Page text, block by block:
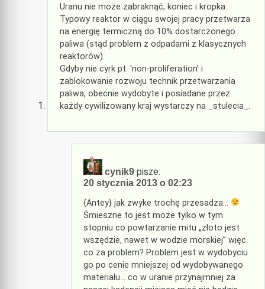
Uranu nie może zabraknąć, koniec i kropka.
Typowy reaktor w ciągu swojej pracy przetwarza
na energię termiczną do 10% dostarczonego
paliwa (stąd problem z odpadami z klasycznych
reaktorów).
Gdyby nie cyrk pt. 'non-proliferation’ i
zablokowanie rozwoju technik przetwarzania
paliwa, obecnie wydobyte i posiadane przez
każdy cywilizowany kraj wystarczy na _stulecia_.
cynik9 pisze:
20 stycznia 2013 o 02:23
{Antey} jak zwyke trochę przesadza…
Śmieszne to jest może tylko w tym
stopniu co powtarzanie mitu „złoto jest
wszędzie, nawet w wodzie morskiej” więc
co za problem? Problem jest w wydobyciu
go po cenie mniejszej od wydobywanego
materiału… co w uranie przynajmniej za